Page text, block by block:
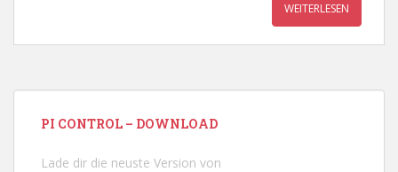
WEITERLESEN
PI CONTROL – DOWNLOAD
Lade dir die neuste Version von